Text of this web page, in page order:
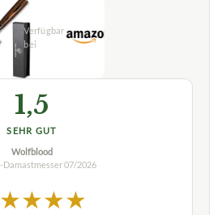
1,5
SEHR GUT
Wolfblood
Damastmesser07/2026
★★★★